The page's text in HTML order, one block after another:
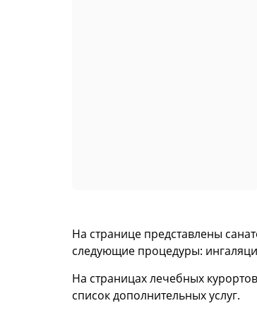
На странице представлены
следующие процедуры:
На страницах лечебных
список дополнительных услуг.